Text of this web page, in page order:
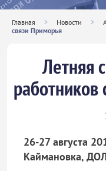
Главная > Новости >
связи Приморья
Летняя
работников
26-27 августа
Каймановка,